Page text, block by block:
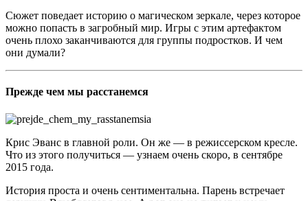
Сюжет поведает историю о магическом зеркале, через которое
можно попасть в загробный мир. Игры с этим артефактом
очень плохо заканчиваются для группы подростков. И чем
они думали?
Прежде чем мы расстанемся
Крис Эванс в главной роли. Он же — в режиссерском кресле.
Что из этого получиться — узнаем очень скоро, в сентябре
2015 года.
История проста и очень сентиментальна. Парень встречает